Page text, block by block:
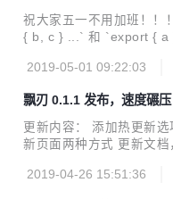
具
祝大家五一不用加班！！
{ b, c } ...` 和 `export { a
贝到相应的静态文件夹的
e render 函数 - 解决
添加支持 rollup 插件的
飘刃 v0.2.1 是个较...
2019-05-01 09:22:03
飘刃 0.1.1 发布，速度碾
构建工具
更新内容： 添加热更新
新页面两种方式 更新文
版 i5 8G 64位 联通4G热
2019-04-26 15:51:36